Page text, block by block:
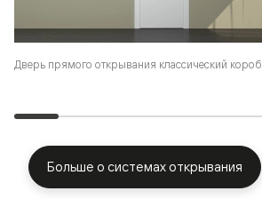
Дверь прямого открывания классический короб
Больше о системах открывания